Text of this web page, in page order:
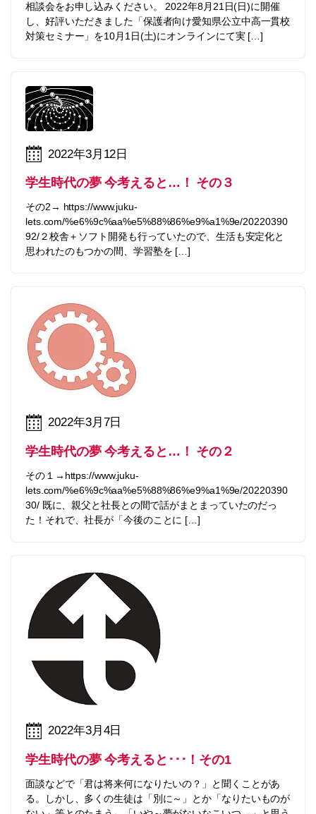
相談会をお申し込みください。 2022年8月21日(日)に開催
し、好評いただきました「保護者向け愛知県公立中高一貫校
対策セミナー」を10月1日(土)にオンラインにて実 […]
2022年3月12日
学生時代の夢 今考えると…！ その３
その2→ https://www.juku-
lets.com/%e6%9c%aa%e5%88%86%e9%a1%9e/20220390
92/２校舎＋ソフト開発も行っていたので、生活も安定化と
思われたのもつかの間、学習塾を […]
2022年3月7日
学生時代の夢 今考えると…！ その２
その１→https://www.juku-
lets.com/%e6%9c%aa%e5%88%86%e9%a1%9e/20220390
30/ 既に、親父と社長との間で話がまとまっていたのだっ
た！それで、社長が「今後のことに […]
2022年3月4日
学生時代の夢 今考えると･･･！その1
面談などで「君は将来何になりたいの？」と聞くことがあ
る。しかし、多くの生徒は「別に～」とか「なりたいものが